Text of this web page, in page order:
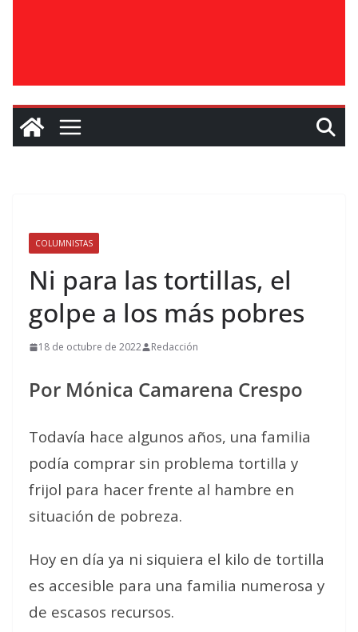
COLUMNISTAS
Ni para las tortillas, el
golpe a los más pobres
18 de octubre de 2022 Redacción
Por Mónica Camarena Crespo
Todavía hace algunos años, una familia
podía comprar sin problema tortilla y
frijol para hacer frente al hambre en
situación de pobreza.
Hoy en día ya ni siquiera el kilo de tortilla
es accesible para una familia numerosa y
de escasos recursos.